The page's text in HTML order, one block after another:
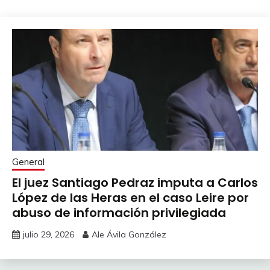
General
El juez Santiago Pedraz imputa a Carlos
López de las Heras en el caso Leire por
abuso de información privilegiada
julio 29, 2026 Ale Ávila González